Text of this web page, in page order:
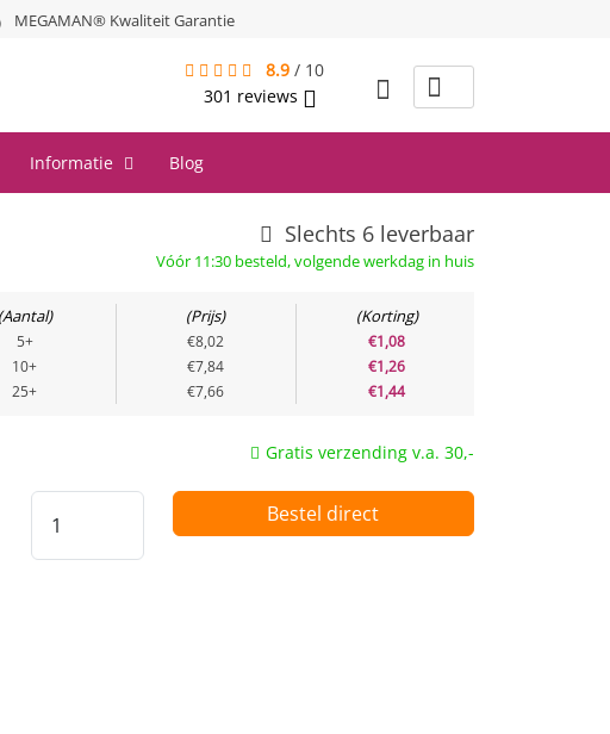
MEGAMAN® Kwaliteit Garantie
8.9 / 10
301 reviews
Informatie
Blog
Slechts 6 leverbaar
Vóór 11:30 besteld, volgende werkdag in huis
Aantal Prijs Korting
5+ €8,02
€1,08
10+
€7,84
€1,26
25+
€7,66 €1,44
Gratis verzending v.a. 30,-
Bestel direct